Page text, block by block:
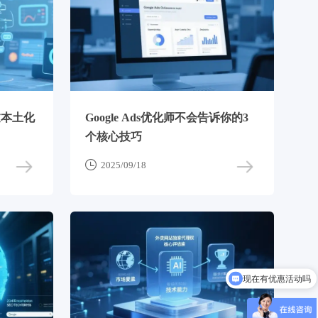
土化
Google Ads优化师不会告诉你的3
个核心技巧
 2025/09/18
现在有优惠活动吗